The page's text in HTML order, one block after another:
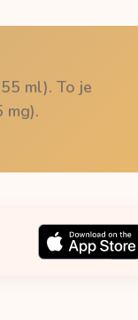
ml). To je
mg).